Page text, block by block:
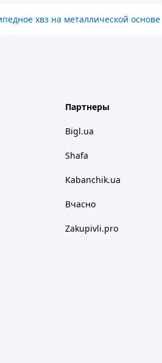
хвз на металлической основе
Партнеры
Bigl.ua
Shafa
Kabanchik.ua
Вчасно
Zakupivli.pro